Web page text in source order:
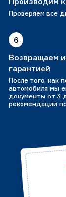
Проверяем все
6
Возвращаем
гарантией
После того, как
автомобиля мы
документы от 3
рекомендации